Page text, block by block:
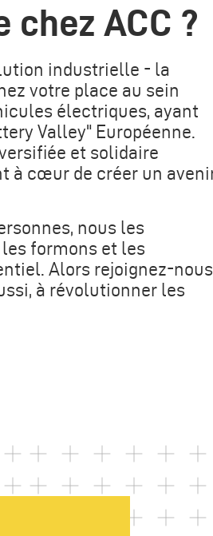
ACC ?
industrielle - la
votre place au sein
électriques, ayant
Valley" Européenne.
et solidaire
à cœur de créer un
nous les
formons et les
Alors rejoignez-nous
à révolutionner les